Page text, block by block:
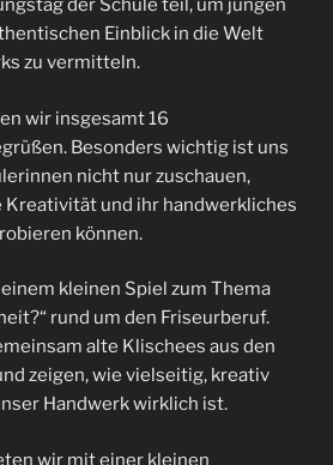
der Schule teil, um jungen
Einblick in die Welt
zu vermitteln.
wir insgesamt 16
Besonders wichtig ist uns
nicht nur zuschauen,
Kreativität und ihr handwerkliches
können.
kleinen Spiel zum Thema
rund um den Friseurberuf.
alte Klischees aus den
zeigen, wie vielseitig, kreativ
Handwerk wirklich ist.
wir mit einer kleinen